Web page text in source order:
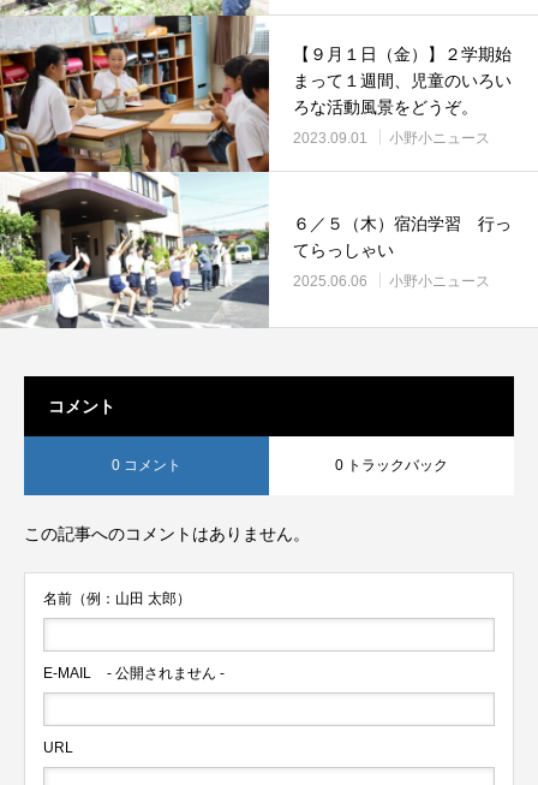
【９月１日（金）】２学期始
まって１週間、児童のいろい
ろな活動風景をどうぞ。
2023.09.01 小野小ニュース
６／５（木）宿泊学習 行っ
てらっしゃい
2025.06.06 小野小ニュース
コメント
0 コメント 0 トラックバック
この記事へのコメントはありません。
名前（例：山田 太郎）
E-MAIL - 公開されません -
URL